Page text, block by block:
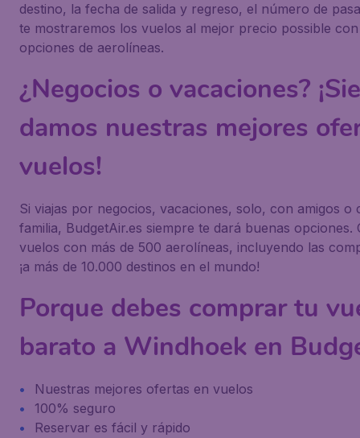
destino, la fecha de salida y regreso, el número de
te mostraremos los vuelos al mejor precio possible con
opciones de aerolíneas.
¿Negocios o vacaciones?
damos nuestras mejores
vuelos!
Si viajas por negocios, vacaciones, solo, con amigos o
familia, BudgetAir.es siempre te dará buenas opciones.
vuelos con más de 500 aerolíneas, incluyendo las
¡a más de 10.000 destinos en el mundo!
Porque debes comprar tu
barato a Windhoek en
Nuestras mejores ofertas en vuelos
100% seguro
Reservar es fácil y rápido